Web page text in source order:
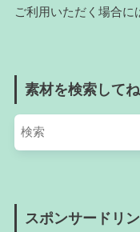
ご利用いただく場合に
素材を検索してね
スポンサードリ